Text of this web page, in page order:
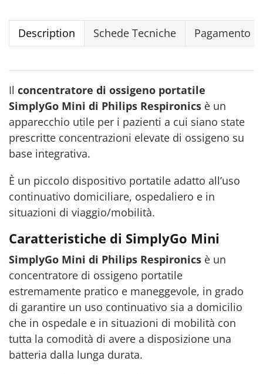
Description Schede Tecniche Pagamento
Il concentratore di ossigeno portatile
SimplyGo Mini di Philips Respironics è un
apparecchio utile per i pazienti a cui siano state
prescritte concentrazioni elevate di ossigeno su
base integrativa.
È un piccolo dispositivo portatile adatto all’uso
continuativo domiciliare, ospedaliero e in
situazioni di viaggio/mobilità.
Caratteristiche di SimplyGo Mini
SimplyGo Mini di Philips Respironics è un
concentratore di ossigeno portatile
estremamente pratico e maneggevole, in grado
di garantire un uso continuativo sia a domicilio
che in ospedale e in situazioni di mobilità con
tutta la comodità di avere a disposizione una
batteria dalla lunga durata.